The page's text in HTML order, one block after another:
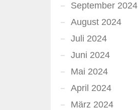
September 2024
August 2024
Juli 2024
Juni 2024
Mai 2024
April 2024
März 2024